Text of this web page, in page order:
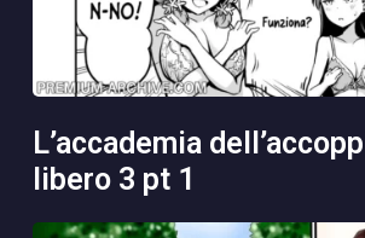
l’accademia dell’accoppiamento
libero 3 pt 1